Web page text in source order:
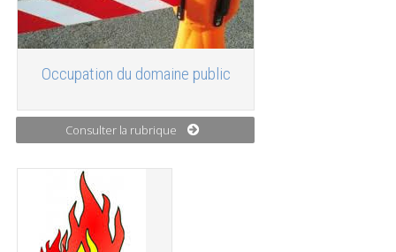
Occupation du domaine public
Consulter la rubrique